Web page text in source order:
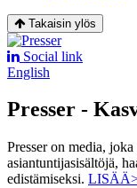
Takaisin ylös
Social link
English
Presser -
Presser on media,
asiantuntijasisältöjä,
edistämiseksi.